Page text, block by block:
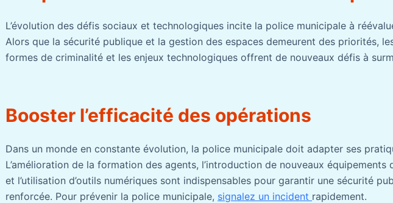
L’évolution des défis sociaux et technologiques incite la police municipale à
Alors que la sécurité publique et la gestion des espaces demeurent des priorités,
formes de criminalité et les enjeux technologiques offrent de nouveaux défis à
Booster l’efficacité des opérations
Dans un monde en constante évolution, la police municipale doit adapter ses
L’amélioration de la formation des agents, l’introduction de nouveaux équipements
et l’utilisation d’outils numériques sont indispensables pour garantir une sécurité
renforcée. Pour prévenir la police municipale, signalez un incident rapidement.